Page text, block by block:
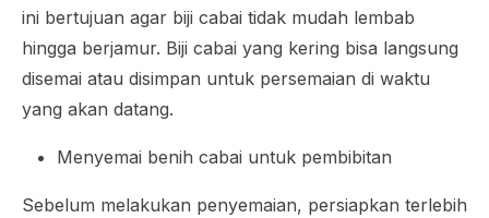
ini bertujuan agar biji cabai tidak mudah lembab
hingga berjamur. Biji cabai yang kering bisa langsung
disemai atau disimpan untuk persemaian di waktu
yang akan datang.
Menyemai benih cabai untuk pembibitan
Sebelum melakukan penyemaian, persiapkan terlebih